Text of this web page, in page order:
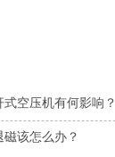
空压机有何影响？
该怎么办？